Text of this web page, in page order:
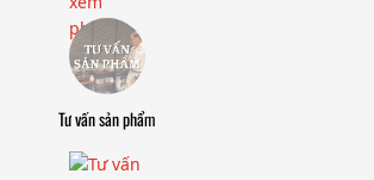
Tư vấn sản phẩm